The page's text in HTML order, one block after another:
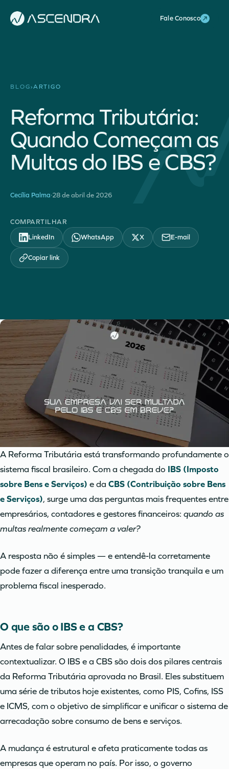
Fale Conosco
BLOG›ARTIGO
Reforma Tributária:
Quando Começam as
Multas do IBS e CBS?
Cecília Palma·28 de abril de 2026
COMPARTILHAR
LinkedIn
WhatsApp X E-mail
Copiar link
A Reforma Tributária está transformando profundamente o
sistema fiscal brasileiro. Com a chegada do IBS (Imposto
sobre Bens e Serviços) e da CBS (Contribuição sobre Bens
e Serviços), surge uma das perguntas mais frequentes entre
empresários, contadores e gestores financeiros: quando as
multas realmente começam a valer?
A resposta não é simples — e entendê-la corretamente
pode fazer a diferença entre uma transição tranquila e um
problema fiscal inesperado.
O que são o IBS e a CBS?
Antes de falar sobre penalidades, é importante
contextualizar. O IBS e a CBS são dois dos pilares centrais
da Reforma Tributária aprovada no Brasil. Eles substituem
uma série de tributos hoje existentes, como PIS, Cofins, ISS
e ICMS, com o objetivo de simplificar e unificar o sistema de
arrecadação sobre consumo de bens e serviços.
A mudança é estrutural e afeta praticamente todas as
empresas que operam no país. Por isso, o governo